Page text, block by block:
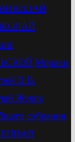
Моряки
В.В.
Жуков
собрания